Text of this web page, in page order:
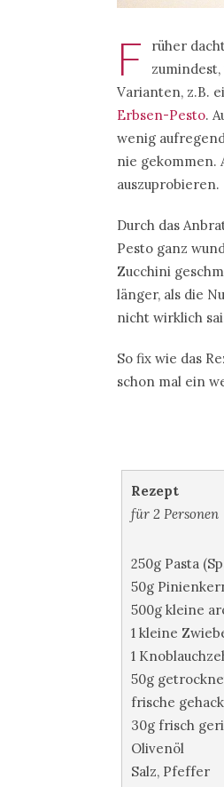
F
rüher
Varianten, z.B.
Erbsen-Pesto.
wenig
nie gekommen.
auszuprobieren.
Durch das
Pesto ganz
Zucchini
länger, als die
nicht wirklich
So fix wie das
schon mal ein
Rezept
für 2 Personen
250g Pasta
50g
500g kleine
1 kleine
1
50g
frische
30g frisch
Olivenöl
Salz, Pfeffer